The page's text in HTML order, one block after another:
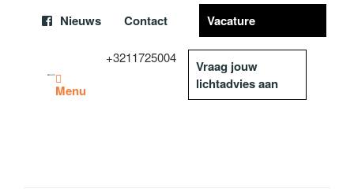
Nieuws Contact Vacature
Menu
+3211725004
Vraag jouw
lichtadvies aan